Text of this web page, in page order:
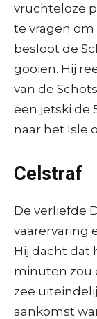
vruchteloze
te vragen om
besloot de
gooien. Hij
van de
een jetski de
naar het Isle
Celstraf
De verliefde
vaarervaring
Hij dacht dat
minuten zou
zee
aankomst